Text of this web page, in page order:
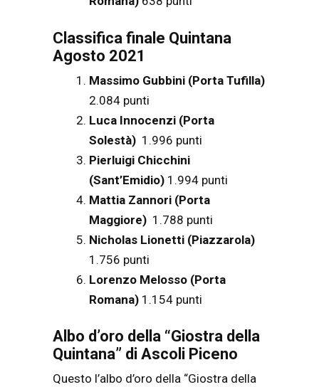
Classifica finale Quintana
Agosto 2021
Massimo Gubbini (Porta Tufilla)
2.084 punti
Luca Innocenzi (Porta
Solestà) 1.996 punti
Pierluigi Chicchini
(Sant’Emidio) 1.994 punti
Mattia Zannori (Porta
Maggiore) 1.788 punti
Nicholas Lionetti (Piazzarola)
1.756 punti
Lorenzo Melosso (Porta
Romana) 1.154 punti
Albo d’oro della “Giostra della
Quintana” di Ascoli Piceno
Questo l’albo d’oro della “Giostra della